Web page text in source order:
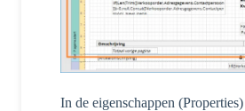
In de eigenschappen